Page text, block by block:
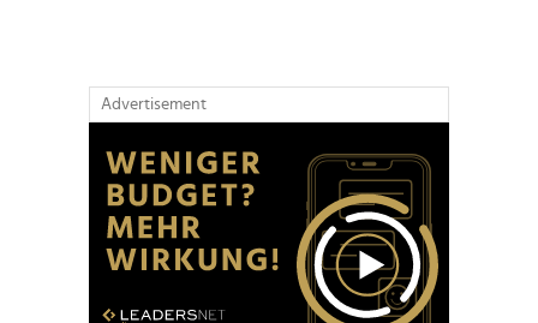
Advertisement